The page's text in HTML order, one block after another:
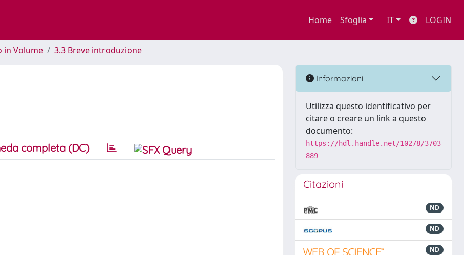
Home Sfoglia IT LOGIN
in Volume 3.3 Breve introduzione
completa (DC)
Informazioni
Utilizza questo identificativo per
citare o creare un link a questo
documento:
https://hdl.handle.net/10278/3703
889
Citazioni
ND
ND
ND